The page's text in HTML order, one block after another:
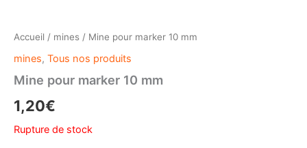
Accueil / mines / Mine pour marker 10 mm
mines, Tous nos produits
Mine pour marker 10 mm
1,20€
Rupture de stock